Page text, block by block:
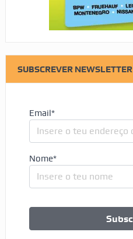
SUBSCREVER NEWSLETTER
Email*
Nome*